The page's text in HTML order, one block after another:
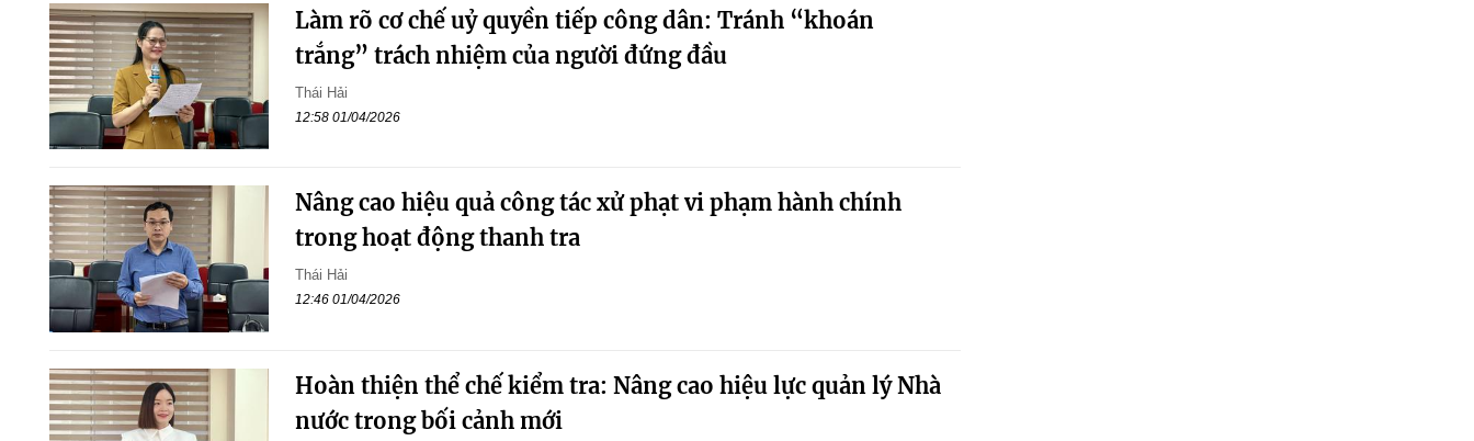
Làm rõ cơ chế uỷ quyền tiếp công dân: Tránh “khoán
trắng” trách nhiệm của người đứng đầu
Thái Hải
12:58 01/04/2026
Nâng cao hiệu quả công tác xử phạt vi phạm hành chính
trong hoạt động thanh tra
Thái Hải
12:46 01/04/2026
Hoàn thiện thể chế kiểm tra: Nâng cao hiệu lực quản lý Nhà
nước trong bối cảnh mới